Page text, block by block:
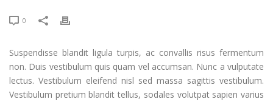
0
Suspendisse blandit ligula turpis, ac convallis risus fermentum
non. Duis vestibulum quis quam vel accumsan. Nunc a vulputate
lectus. Vestibulum eleifend nisl sed massa sagittis vestibulum.
Vestibulum pretium blandit tellus, sodales volutpat sapien varius